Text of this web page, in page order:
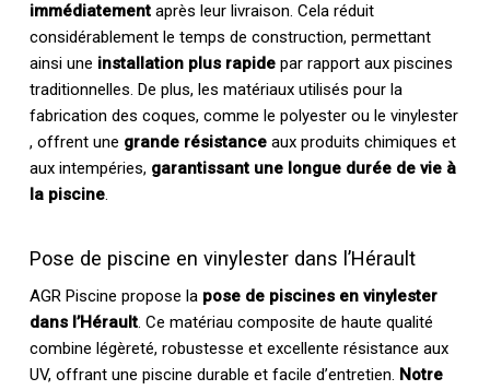
immédiatementaprès leur livraison. Cela réduit
considérablement le temps de construction, permettant
ainsi une installation plus rapidepar rapport aux piscines
traditionnelles. De plus, les matériaux utilisés pour la
fabrication des coques, comme le polyester ou le vinylester
, offrent une grande résistanceaux produits chimiques et
aux intempéries, garantissant une longue durée de vie à
la piscine.
Pose de piscine en vinylester dans l’Hérault
AGR Piscine propose la pose de piscines en vinylester
dans l’Hérault. Ce matériau composite de haute qualité
combine légèreté, robustesse et excellente résistance aux
UV, offrant une piscine durable et facile d’entretien. Notre